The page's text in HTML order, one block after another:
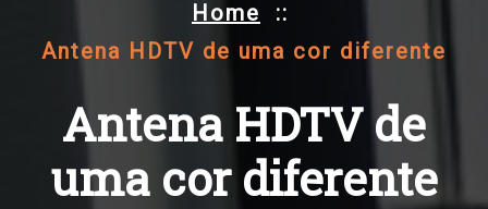
Home ::
Antena HDTV de uma cor diferente
Antena HDTV de
uma cor diferente